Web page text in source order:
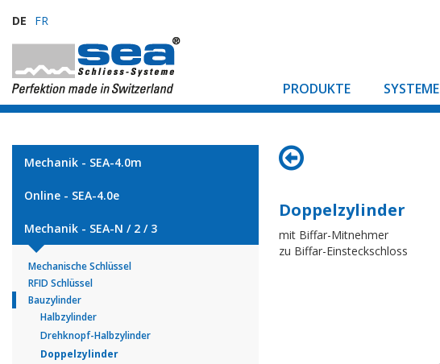
DE FR
PRODUKTE SYSTEME
Mechanik - SEA-4.0m
Online - SEA-4.0e
Mechanik - SEA-N / 2 / 3
Mechanische Schlüssel
RFID Schlüssel
Bauzylinder
Halbzylinder
Drehknopf-Halbzylinder
Doppelzylinder
Doppelzylinder
mit Biffar-Mitnehmer
zu Biffar-Einsteckschloss